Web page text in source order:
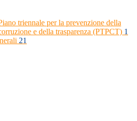
triennale per la prevenzione della
e della trasparenza (PTPCT) 1
21